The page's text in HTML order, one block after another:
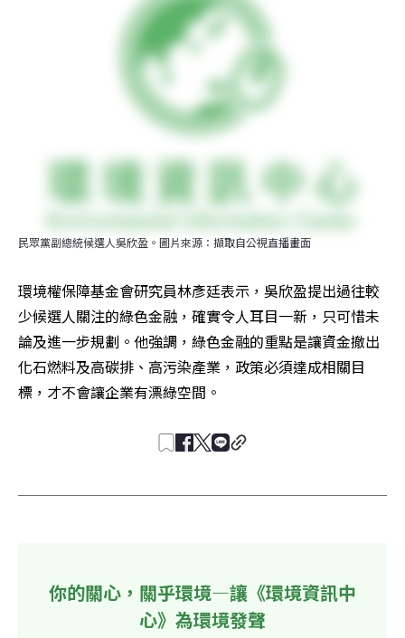
民眾黨副總統候選人吳欣盈。圖片來源：擷取自公視直播畫面
環境權保障基金會研究員林彥廷表示，吳欣盈提出過往較
少候選人關注的綠色金融，確實令人耳目一新，只可惜未
論及進一步規劃。他強調，綠色金融的重點是讓資金撤出
化石燃料及高碳排、高污染產業，政策必須達成相關目
標，才不會讓企業有漂綠空間。
你的關心，關乎環境—讓《環境資訊中
心》為環境發聲